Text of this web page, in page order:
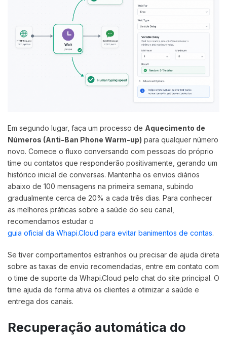
Em segundo lugar, faça um processo de Aquecimento de
Números (Anti-Ban Phone Warm-up) para qualquer número
novo. Comece o fluxo conversando com pessoas do próprio
time ou contatos que responderão positivamente, gerando um
histórico inicial de conversas. Mantenha os envios diários
abaixo de 100 mensagens na primeira semana, subindo
gradualmente cerca de 20% a cada três dias. Para conhecer
as melhores práticas sobre a saúde do seu canal,
recomendamos estudar o
guia oficial da Whapi.Cloud para evitar banimentos de contas.
Se tiver comportamentos estranhos ou precisar de ajuda direta
sobre as taxas de envio recomendadas, entre em contato com
o time de suporte da Whapi.Cloud pelo chat do site principal. O
time ajuda de forma ativa os clientes a otimizar a saúde e
entrega dos canais.
Recuperação automática do